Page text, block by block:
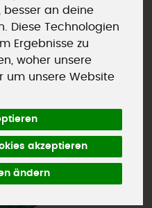
besser an deine
Diese Technologien
Ergebnisse zu
woher unsere
um unsere Website
akzeptieren
ändern